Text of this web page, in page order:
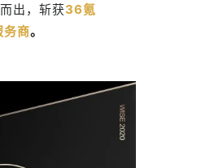
出，斩获36氪
商。